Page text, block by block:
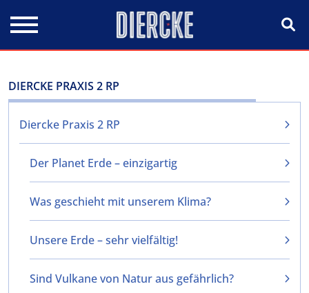
DIERCKE PRAXIS 2 RP
Diercke Praxis 2 RP
Der Planet Erde – einzigartig
Was geschieht mit unserem Klima?
Unsere Erde – sehr vielfältig!
Sind Vulkane von Natur aus gefährlich?